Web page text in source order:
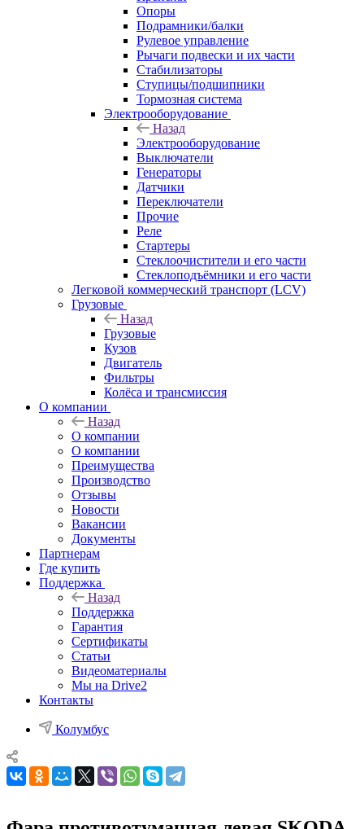
Опоры
Подрамники/балки
Рулевое управление
Рычаги подвески и их части
Стабилизаторы
Ступицы/подшипники
Тормозная система
Электрооборудование
Назад
Электрооборудование
Выключатели
Генераторы
Датчики
Переключатели
Прочие
Реле
Стартеры
Стеклоочистители и его части
Стеклоподъёмники и его части
Легковой коммерческий транспорт (LCV)
Грузовые
Назад
Грузовые
Кузов
Двигатель
Фильтры
Колёса и трансмиссия
О компании
Назад
О компании
О компании
Преимущества
Производство
Отзывы
Новости
Вакансии
Документы
Партнерам
Где купить
Поддержка
Назад
Поддержка
Гарантия
Сертификаты
Статьи
Видеоматериалы
Мы на Drive2
Контакты
Колумбус